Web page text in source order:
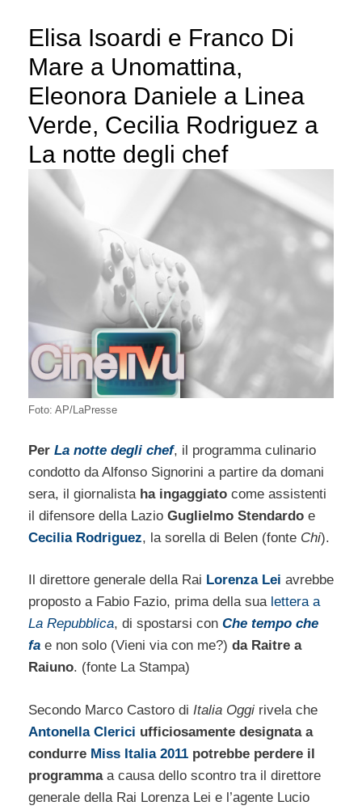
Elisa Isoardi e Franco Di
Mare a Unomattina,
Eleonora Daniele a Linea
Verde, Cecilia Rodriguez a
La notte degli chef
Foto: AP/LaPresse
Per La notte degli chef, il programma culinario
condotto da Alfonso Signorini a partire da domani
sera, il giornalista ha ingaggiato come assistenti
il difensore della Lazio Guglielmo Stendardo e
Cecilia Rodriguez, la sorella di Belen (fonte Chi).
Il direttore generale della Rai Lorenza Lei avrebbe
proposto a Fabio Fazio, prima della sua lettera a
La Repubblica, di spostarsi con Che tempo che
fa e non solo (Vieni via con me?) da Raitre a
Raiuno. (fonte La Stampa)
Secondo Marco Castoro di Italia Oggi rivela che
Antonella Clerici ufficiosamente designata a
condurre Miss Italia 2011 potrebbe perdere il
programmaa causa dello scontro tra il direttore
generale della Rai Lorenza Lei e l’agente Lucio